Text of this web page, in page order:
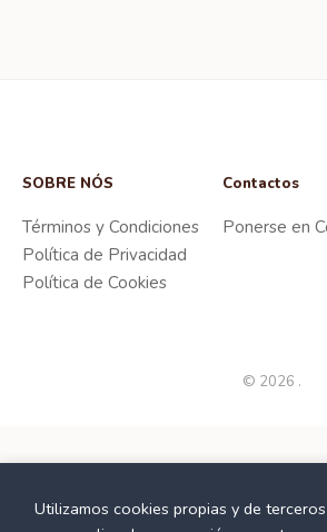
SOBRE NÓS
Términos y Condiciones
Política de Privacidad
Política de Cookies
Contactos
Ponerse en
© 2026 .
Utilizamos cookies propias y de